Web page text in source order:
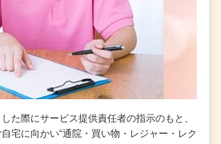
た際にサービス提供責任者の指示のもと、
宅に向かい“通院・買い物・レジャー・レク